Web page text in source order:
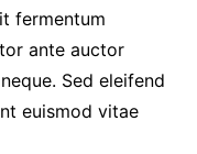
fermentum
ante auctor
Sed eleifend
euismod vitae